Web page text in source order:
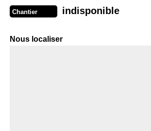
Chantier indisponible
Nous localiser